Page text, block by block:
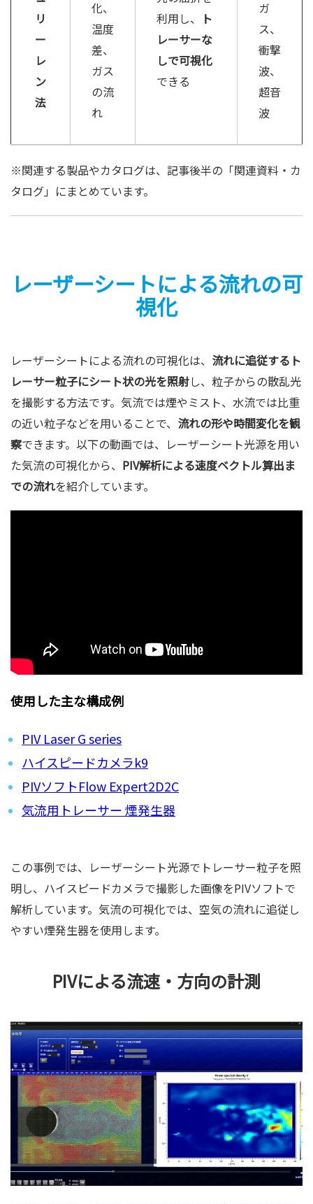
リ
ー
レ
ン
法
化、
温度
差、
ガス
の流
れ
利用し、
ト
レーサーな
しで可視化
できる
ガ
ス、
衝撃
波、
超音
波
※関連する製品やカタログは、記事後半の「関連資料・カ
タログ」にまとめています。
レーザーシートによる流れの可
視化
レーザーシートによる流れの可視化は、 流れに追従するト
レーサー粒子にシート状の光を照射し、粒子からの散乱光
を撮影する方法です。気流では煙やミスト、水流では比重
の近い粒子などを用いることで、 流れの形や時間変化を観
察できます。以下の動画では、レーザーシート光源を用い
た気流の可視化から、 PIV解析による速度ベクトル算出ま
での流れを紹介しています。
使用した主な構成例
PIV Laser G series
ハイスピードカメラk9
PIVソフトFlow Expert2D2C
気流用トレーサー 煙発生器
この事例では、レーザーシート光源でトレーサー粒子を照
明し、ハイスピードカメラで撮影した画像をPIVソフトで
解析しています。気流の可視化では、空気の流れに追従し
やすい煙発生器を使用します。
PIVによる流速・方向の計測